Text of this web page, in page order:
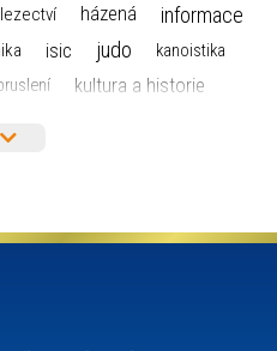
házená informace
isic judo
kanoistika
kultura a historie
organizace plavání